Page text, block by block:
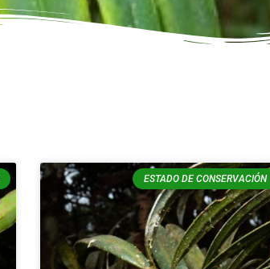
ESTADO DE CONSERVACIÓN